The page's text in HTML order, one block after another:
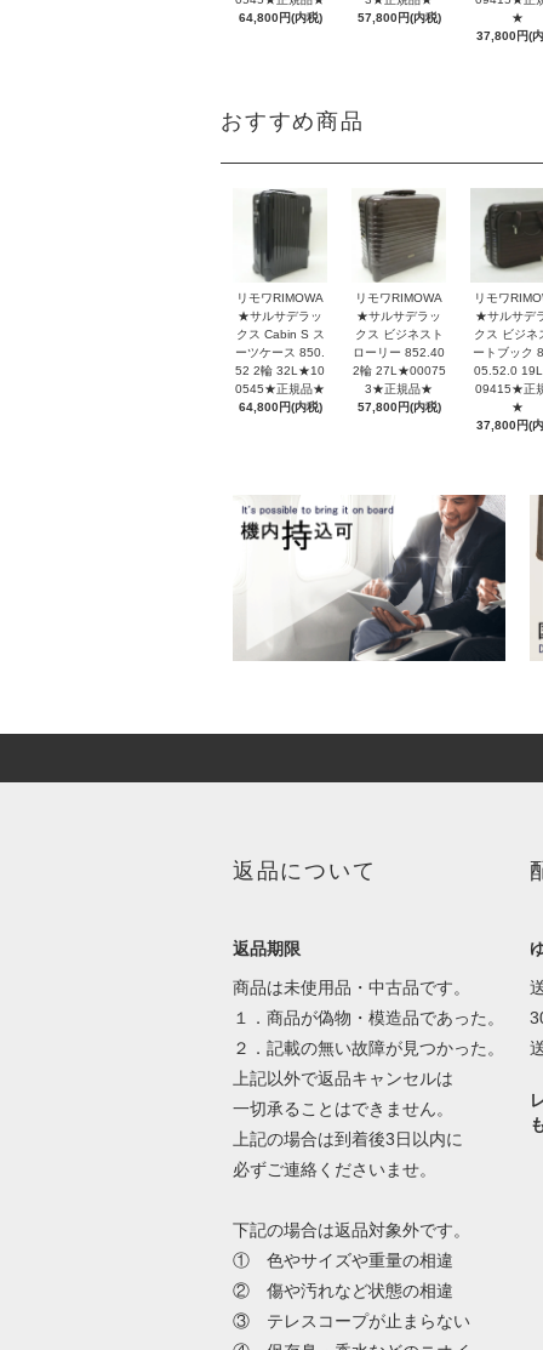
64,800円(内税)
57,800円(内税)
★
37,800円(
おすすめ商品
リモワRIMOWA
★サルサデラッ
クス Cabin S ス
ーツケース 850.
52 2輪 32L★10
0545★正規品★
64,800円(内税)
リモワRIMOWA
★サルサデラッ
クス ビジネスト
ローリー 852.40
2輪 27L★00075
3★正規品★
57,800円(内税)
リモワ
★サルサデ
クス ビジネ
ートブック
05.52.0
09415★正
★
37,800円(
返品について
返品期限
商品は未使用品・中古品です。
１．商品が偽物・模造品であった。
２．記載の無い故障が見つかった。
上記以外で返品キャンセルは
一切承ることはできません。
上記の場合は到着後3日以内に
必ずご連絡くださいませ。
下記の場合は返品対象外です。
① 色やサイズや重量の相違
② 傷や汚れなど状態の相違
③ テレスコープが止まらない